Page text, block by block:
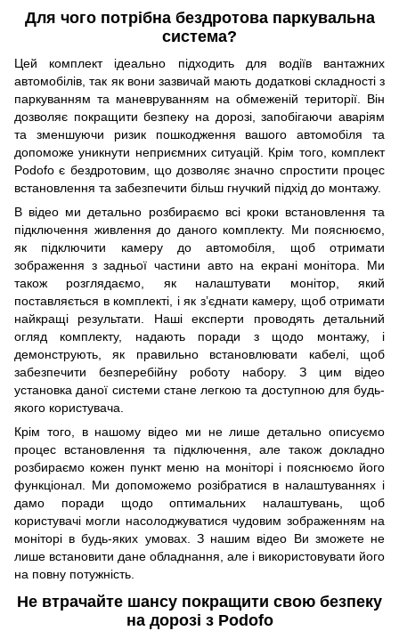
Для чого потрібна бездротова паркувальна
система?
Цей комплект ідеально підходить для водіїв вантажних
автомобілів, так як вони зазвичай мають додаткові складності з
паркуванням та маневруванням на обмеженій території. Він
дозволяє покращити безпеку на дорозі, запобігаючи аваріям
та зменшуючи ризик пошкодження вашого автомобіля та
допоможе уникнути неприємних ситуацій. Крім того, комплект
Podofo є бездротовим, що дозволяє значно спростити процес
встановлення та забезпечити більш гнучкий підхід до монтажу.
В відео ми детально розбираємо всі кроки встановлення та
підключення живлення до даного комплекту. Ми пояснюємо,
як підключити камеру до автомобіля, щоб отримати
зображення з задньої частини авто на екрані монітора. Ми
також розглядаємо, як налаштувати монітор, який
поставляється в комплекті, і як з’єднати камеру, щоб отримати
найкращі результати. Наші експерти проводять детальний
огляд комплекту, надають поради з щодо монтажу, і
демонструють, як правильно встановлювати кабелі, щоб
забезпечити безперебійну роботу набору. З цим відео
установка даної системи стане легкою та доступною для будь-
якого користувача.
Крім того, в нашому відео ми не лише детально описуємо
процес встановлення та підключення, але також докладно
розбираємо кожен пункт меню на моніторі і пояснюємо його
функціонал. Ми допоможемо розібратися в налаштуваннях і
дамо поради щодо оптимальних налаштувань, щоб
користувачі могли насолоджуватися чудовим зображенням на
моніторі в будь-яких умовах. З нашим відео Ви зможете не
лише встановити дане обладнання, але і використовувати його
на повну потужність.
Не втрачайте шансу покращити свою безпеку
на дорозі з Podofo